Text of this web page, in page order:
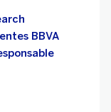
BBVA